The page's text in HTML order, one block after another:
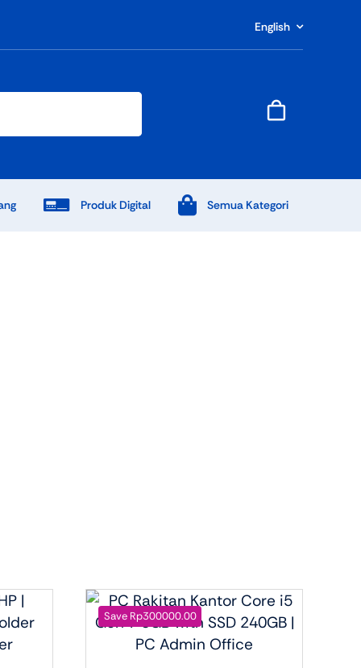
English
Produk Digital Semua Kategori
Save Rp300000.00